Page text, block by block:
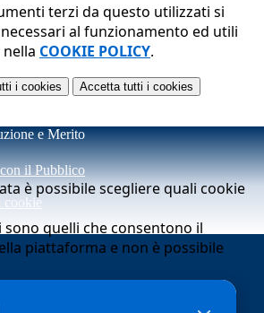
terzi da questo utilizzati si
al funzionamento ed utili
COOKIE POLICY.
i cookies Accetta tutti i cookies
è possibile scegliere quali cookie
sono quelli che consentono il
piattaforma e non è possibile
sono i cookie necessari al
visionare la
COOKIE POLICY
il Pubblico
cookie